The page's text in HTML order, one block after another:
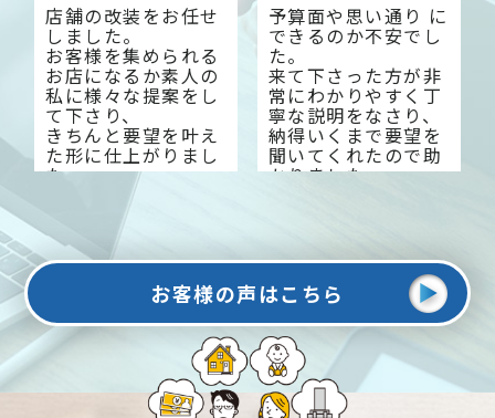
店舗の改装をお任せ
しました。
お客様を集められる
お店になるか素人の
私に様々な提案をし
て下さり、
きちんと要望を叶え
た形に仕上がりまし
た。
今では来客数も増え
大変満足していま
す。
予算面や思い通り に
できるのか不安でし
た。
来て下さった方が非
常にわかりやすく丁
寧な説明をなさり、
納得いくまで要望を
聞いてくれたので助
かりました。
お客様の声はこちら